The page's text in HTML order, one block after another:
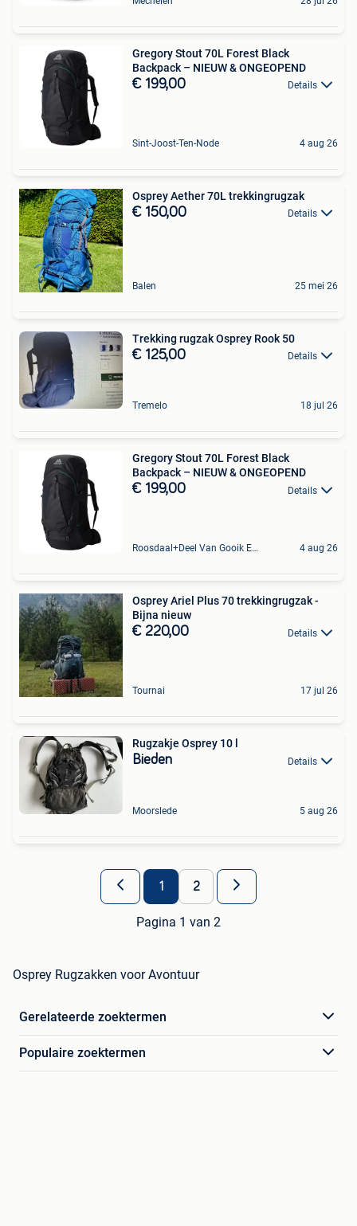
Gregory Stout 70L Forest Black
Backpack – NIEUW & ONGEOPEND
€ 199,00 Details
Sint-Joost-Ten-Node 4 aug 26
Osprey Aether 70L trekkingrugzak
€ 150,00 Details
Balen 25 mei 26
Trekking rugzak Osprey Rook 50
€ 125,00 Details
Tremelo 18 jul 26
Gregory Stout 70L Forest Black
Backpack – NIEUW & ONGEOPEND
€ 199,00 Details
Roosdaal+Deel Van Gooik En Sint-Kwintens-Lennik 4 aug 26
Osprey Ariel Plus 70 trekkingrugzak -
Bijna nieuw
€ 220,00 Details
Tournai 17 jul 26
Rugzakje Osprey 10 l
Bieden Details
Moorslede 5 aug 26
1 2
Pagina 1 van 2
Osprey Rugzakken voor Avontuur
Gerelateerde zoektermen
Populaire zoektermen